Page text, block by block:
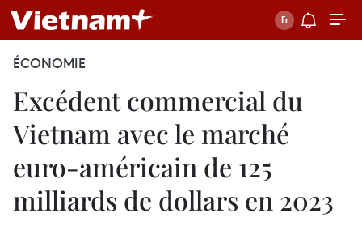
ÉCONOMIE
Excédent commercial du
Vietnam avec le marché
euro-américain de 125
milliards de dollars en 2023